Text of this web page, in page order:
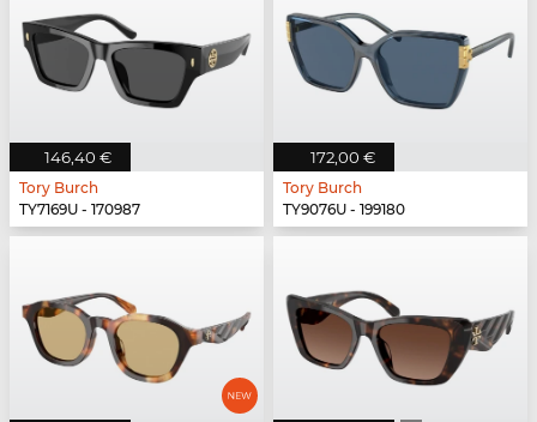
146,40 €
Tory Burch
TY7169U - 170987
172,00 €
Tory Burch
TY9076U - 199180